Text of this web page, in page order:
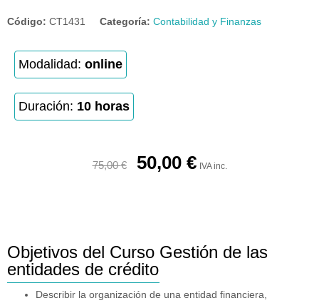
Código: CT1431 Categoría: Contabilidad y Finanzas
Modalidad: online
Duración: 10 horas
75,00€ 50,00 € IVA inc.
Objetivos del Curso Gestión de las
entidades de crédito
Describir la organización de una entidad financiera,